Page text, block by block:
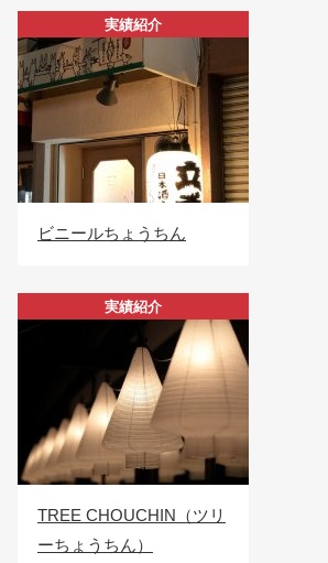
実績紹介
ビニールちょうちん
実績紹介
TREE CHOUCHIN（ツリ
ーちょうちん）